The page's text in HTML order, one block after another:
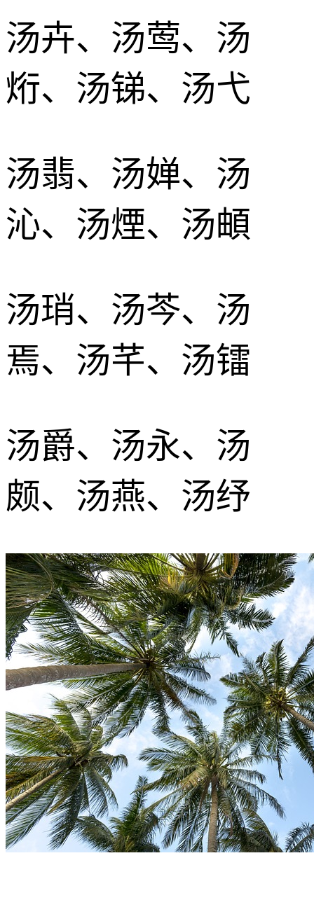
汤卉、汤莺、汤
烆、汤锑、汤弋
汤翡、汤婵、汤
沁、汤煙、汤頔
汤琑、汤芩、汤
焉、汤芊、汤镭
汤爵、汤永、汤
颇、汤燕、汤纾